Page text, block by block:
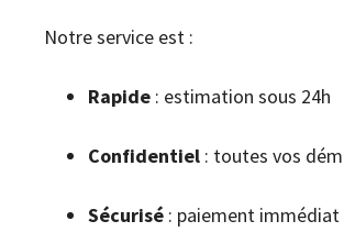
Notre service est :
Rapide: estimation sous 24h
Confidentiel: toutes vos
Sécurisé: paiement